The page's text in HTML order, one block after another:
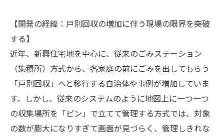
【開発の経緯：戸別回収の増加に伴う現場の限界を突破
する】
近年、新興住宅地を中心に、従来のごみステーション
（集積所）方式から、各家庭の前にごみを出してもらう
「戸別回収」へと移行する自治体や事例が増加していま
す。しかし、従来のシステムのように地図上に一つ一つ
の収集場所を「ピン」で立てて管理する方式では、対象
の数が膨大になりすぎて画面が見づらく、管理しきれな